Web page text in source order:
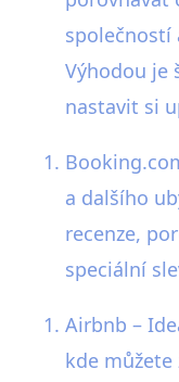
společností
Výhodou je
nastavit si
a dalšího
recenze,
speciální
Airbnb –
kde